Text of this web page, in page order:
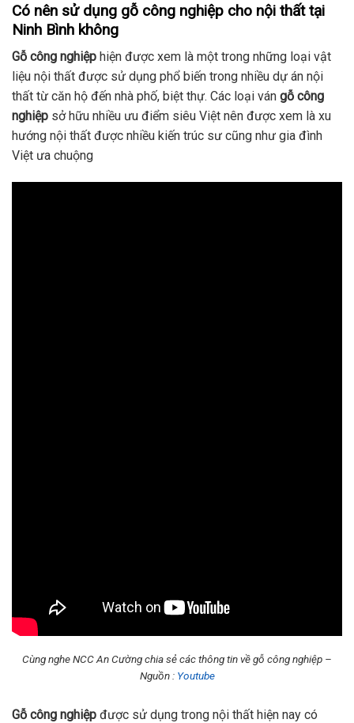
Có nên sử dụng gỗ công nghiệp cho nội thất tại
Ninh Bình không
Gỗ công nghiệp hiện được xem là một trong những loại vật
liệu nội thất được sử dụng phổ biến trong nhiều dự án nội
thất từ căn hộ đến nhà phố, biệt thự. Các loại ván gỗ công
nghiệp sở hữu nhiều ưu điểm siêu Việt nên được xem là xu
hướng nội thất được nhiều kiến trúc sư cũng như gia đình
Việt ưa chuộng
Cùng nghe NCC An Cường chia sẻ các thông tin về gỗ công nghiệp –
Nguồn : Youtube
Gỗ công nghiệp được sử dụng trong nội thất hiện nay có